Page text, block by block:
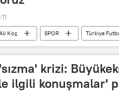
Koç SPOR
Türkiye
krizi:
ilgili konuşmalar'